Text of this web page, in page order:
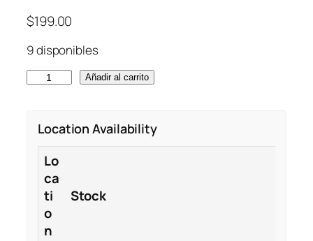
$199.00
9 disponibles
Añadir al carrito
Location Availability
Lo
ca
ti
o
n
Stock